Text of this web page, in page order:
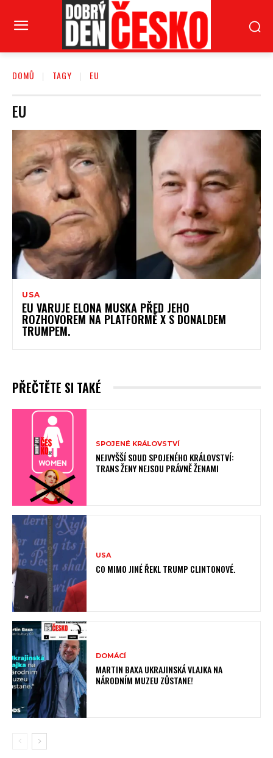
DOMŮ TAGY EU
EU
USA
EU VARUJE ELONA MUSKA PŘED JEHO
ROZHOVOREM NA PLATFORMĚ X S DONALDEM
TRUMPEM.
PŘEČTĚTE SI TAKÉ
SPOJENÉ KRÁLOVSTVÍ
NEJVYŠŠÍ SOUD SPOJENÉHO KRÁLOVSTVÍ:
TRANS ŽENY NEJSOU PRÁVNĚ ŽENAMI
USA
CO MIMO JINÉ ŘEKL TRUMP CLINTONOVÉ.
DOMÁCÍ
MARTIN BAXA UKRAJINSKÁ VLAJKA NA
NÁRODNÍM MUZEU ZŮSTANE!